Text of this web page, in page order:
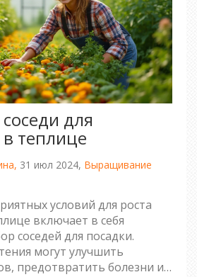
для
теплице
31 июл 2024, Выращивание
условий для роста
включает в себя
соседей для посадки.
могут улучшить
предотвратить болезни и